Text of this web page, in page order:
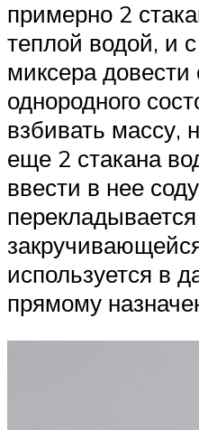
примерно 2
теплой водой, и
миксера
однородного
взбивать массу,
еще 2 стакана
ввести в нее
используется в
прямому